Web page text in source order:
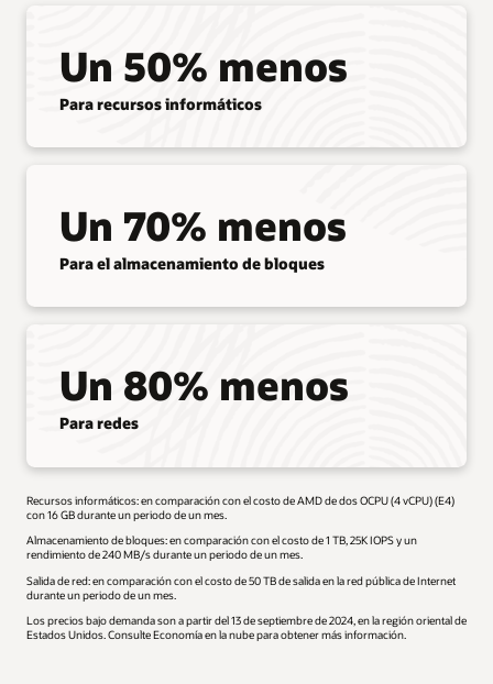
Un 50% menos
Para recursos informáticos
Un 70% menos
Para el almacenamiento de bloques
Un 80% menos
Para redes
Recursos informáticos: en comparación con el costo de AMD de dos OCPU (4 vCPU) (E4)
con 16 GB durante un periodo de un mes.
Almacenamiento de bloques: en comparación con el costo de 1 TB, 25K IOPS y un
rendimiento de 240 MB/s durante un periodo de un mes.
Salida de red: en comparación con el costo de 50 TB de salida en la red pública de Internet
durante un periodo de un mes.
Los precios bajo demanda son a partir del 13 de septiembre de 2024, en la región oriental de
Estados Unidos. Consulte Economía en la nube para obtener más información.